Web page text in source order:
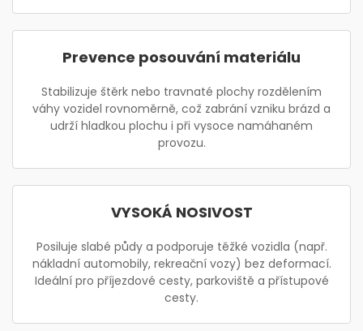
Prevence posouvání materiálu
Stabilizuje štěrk nebo travnaté plochy rozdělením
váhy vozidel rovnoměrně, což zabrání vzniku brázd a
udrží hladkou plochu i při vysoce namáhaném
provozu.
VYSOKÁ NOSIVOST
Posiluje slabé půdy a podporuje těžké vozidla (např.
nákladní automobily, rekreační vozy) bez deformací.
Ideální pro příjezdové cesty, parkoviště a přístupové
cesty.